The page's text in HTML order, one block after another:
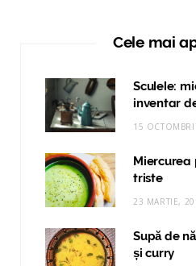
Cele mai
Sculele:
inventar
15
Miercurea
triste
23 MARTIE,
Supă de
și curry